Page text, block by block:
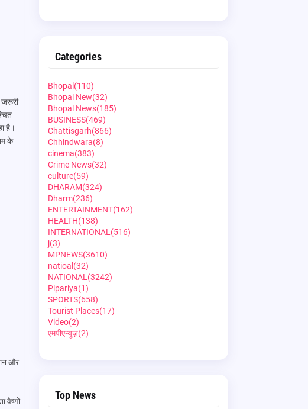
जरूरी
है।
के
और
वैष्णो
Categories
Bhopal (110)
Bhopal New(32)
Bhopal News(185)
BUSINESS(469)
Chattisgarh(866)
Chhindwara(8)
cinema(383)
Crime News(32)
culture(59)
DHARAM(324)
Dharm(236)
ENTERTAINMENT(162)
HEALTH(138)
INTERNATIONAL (516)
j(3)
MPNEWS(3610)
natioal (32)
NATIONAL (3242)
Pipariya(1)
SPORTS(658)
Tourist Places(17)
Video(2)
एमपीएन्यूज़(2)
Top News